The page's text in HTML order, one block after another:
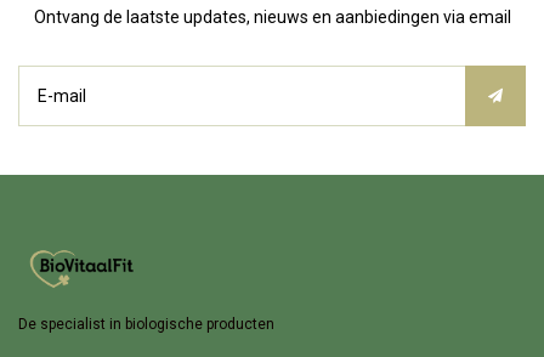
Ontvang de laatste updates, nieuws en aanbiedingen via email
De specialist in biologische producten